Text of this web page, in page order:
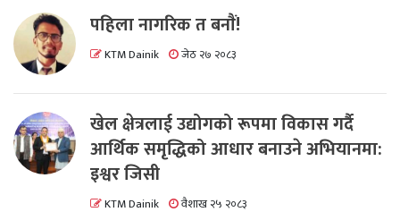
पहिला नागरिक त बनाैं!
KTM Dainik जेठ २७ २०८३
खेल क्षेत्रलाई उद्योगको रूपमा विकास गर्दै
आर्थिक समृद्धिको आधार बनाउने अभियानमा:
इश्वर जिसी
KTM Dainik वैशाख २५ २०८३